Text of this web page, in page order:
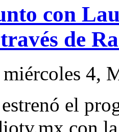
con
de
miércoles 4,
el